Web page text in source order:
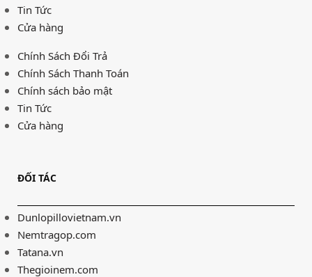
Tin Tức
Cửa hàng
Chính Sách Đổi Trả
Chính Sách Thanh Toán
Chính sách bảo mật
Tin Tức
Cửa hàng
ĐỐI TÁC
Dunlopillovietnam.vn
Nemtragop.com
Tatana.vn
Thegioinem.com